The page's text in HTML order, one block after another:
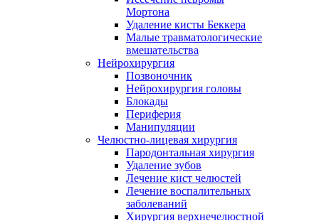
Мортона
Удаление кисты Беккера
Малые травматологические
вмешательства
Нейрохирургия
Позвоночник
Нейрохирургия головы
Блокады
Периферия
Манипуляции
Челюстно-лицевая хирургия
Пародонтальная хирургия
Удаление зубов
Лечение кист челюстей
Лечение воспалительных
заболеваний
Хирургия верхнечелюстной